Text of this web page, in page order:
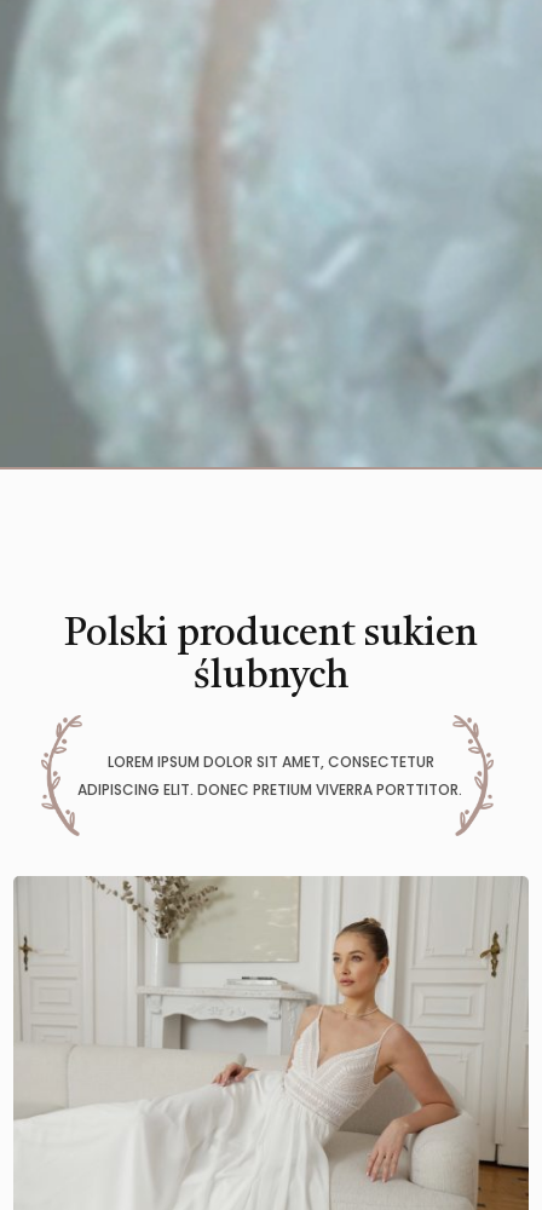
Polski producent sukien
ślubnych
LOREM IPSUM DOLOR SIT AMET, CONSECTETUR
ADIPISCING ELIT. DONEC PRETIUM VIVERRA PORTTITOR.